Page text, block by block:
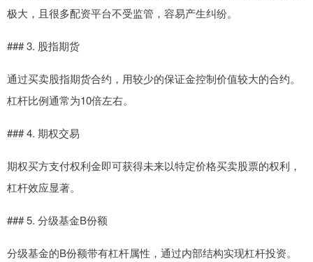
极大，且很多配资平台不受监管，容易产生纠纷。
### 3. 股指期货
通过买卖股指期货合约，用较少的保证金控制价值较大的合约。
杠杆比例通常为10倍左右。
### 4. 期权交易
期权买方支付权利金即可获得未来以特定价格买卖股票的权利，
杠杆效应显著。
### 5. 分级基金B份额
分级基金的B份额带有杠杆属性，通过内部结构实现杠杆投资。